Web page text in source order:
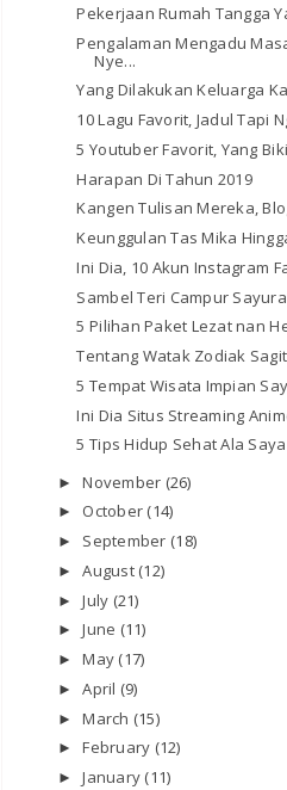
Pekerjaan Rumah Tangga
Pengalaman Mengadu
Nye...
Yang Dilakukan Keluarga
10 Lagu Favorit, Jadul Tapi
5 Youtuber Favorit, Yang
Harapan Di Tahun 2019
Kangen Tulisan Mereka,
Keunggulan Tas Mika
Ini Dia, 10 Akun Instagram
Sambel Teri Campur
5 Pilihan Paket Lezat nan
Tentang Watak Zodiak
5 Tempat Wisata Impian
Ini Dia Situs Streaming
5 Tips Hidup Sehat Ala Saya
►November (26)
► October (14)
► September (18)
►August (12)
►July (21)
►June (11)
►May (17)
►April (9)
►March (15)
►February (12)
►January (11)